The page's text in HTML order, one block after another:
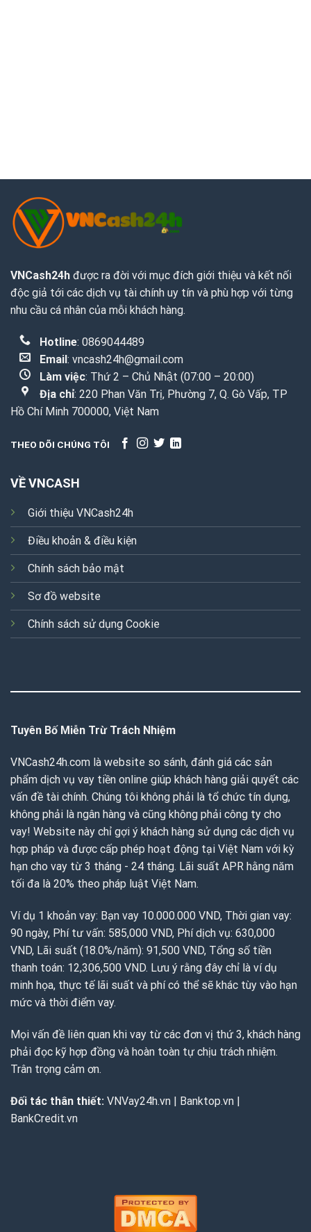
VNCash24h được ra đời với mục đích giới thiệu và kết nối
độc giả tới các dịch vụ tài chính uy tín và phù hợp với từng
nhu cầu cá nhân của mỗi khách hàng.
Hotline: 0869044489
Email: vncash24h@gmail.com
Làm việc: Thứ 2 – Chủ Nhật (07:00 – 20:00)
Địa chỉ: 220 Phan Văn Trị, Phường 7, Q. Gò Vấp, TP
Hồ Chí Minh 700000, Việt Nam
THEO DÕI CHÚNG TÔI
VỀ VNCASH
Giới thiệu VNCash24h
Điều khoản & điều kiện
Chính sách bảo mật
Sơ đồ website
Chính sách sử dụng Cookie
Tuyên Bố Miễn Trừ Trách Nhiệm
VNCash24h.com là website so sánh, đánh giá các sản
phẩm dịch vụ vay tiền online giúp khách hàng giải quyết các
vấn đề tài chính. Chúng tôi không phải là tổ chức tín dụng,
không phải là ngân hàng và cũng không phải công ty cho
vay! Website này chỉ gợi ý khách hàng sử dụng các dịch vụ
hợp pháp và được cấp phép hoạt động tại Việt Nam với kỳ
hạn cho vay từ 3 tháng - 24 tháng. Lãi suất APR hằng năm
tối đa là 20% theo pháp luật Việt Nam.
Ví dụ 1 khoản vay: Bạn vay 10.000.000 VND, Thời gian vay:
90 ngày, Phí tư vấn: 585,000 VND, Phí dịch vụ: 630,000
VND, Lãi suất (18.0%/năm): 91,500 VND, Tổng số tiền
thanh toán: 12,306,500 VND. Lưu ý rằng đây chỉ là ví dụ
minh họa, thực tế lãi suất và phí có thể sẽ khác tùy vào hạn
mức và thời điểm vay.
Mọi vấn đề liên quan khi vay từ các đơn vị thứ 3, khách hàng
phải đọc kỹ hợp đồng và hoàn toàn tự chịu trách nhiệm.
Trân trọng cảm ơn.
Đối tác thân thiết: VNVay24h.vn | Banktop.vn |
BankCredit.vn